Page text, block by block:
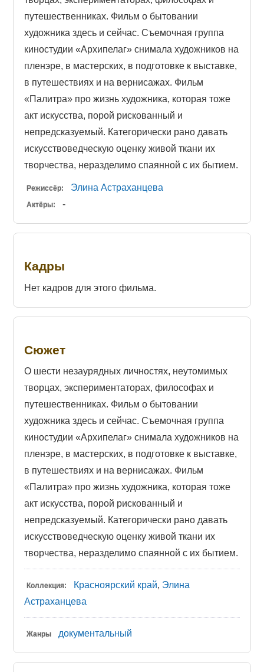
путешественниках. Фильм о бытовании
художника здесь и сейчас. Съемочная группа
киностудии «Архипелаг» снимала художников на
пленэре, в мастерских, в подготовке к выставке,
в путешествиях и на вернисажах. Фильм
«Палитра» про жизнь художника, которая тоже
акт искусства, порой рискованный и
непредсказуемый. Категорически рано давать
искусствоведческую оценку живой ткани их
творчества, неразделимо спаянной с их бытием.
Режиссёр: Элина Астраханцева
Актёры: -
Кадры
Нет кадров для этого фильма.
Сюжет
О шести незаурядных личностях, неутомимых
творцах, экспериментаторах, философах и
путешественниках. Фильм о бытовании
художника здесь и сейчас. Съемочная группа
киностудии «Архипелаг» снимала художников на
пленэре, в мастерских, в подготовке к выставке,
в путешествиях и на вернисажах. Фильм
«Палитра» про жизнь художника, которая тоже
акт искусства, порой рискованный и
непредсказуемый. Категорически рано давать
искусствоведческую оценку живой ткани их
творчества, неразделимо спаянной с их бытием.
Коллекция: Красноярский край, Элина
Астраханцева
Жанры документальный